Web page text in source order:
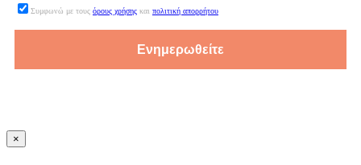
Συμφωνώ με τους όρους χρήσης και πολιτική απορρήτου
×